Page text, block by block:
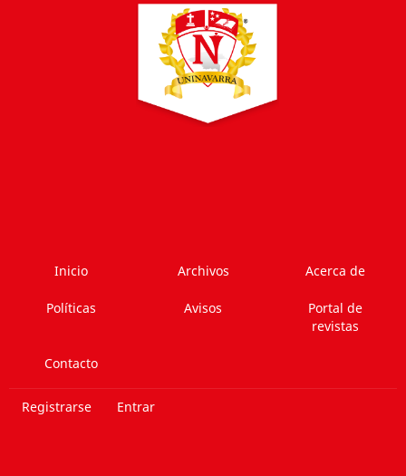
Inicio Archivos Acerca de
Políticas Avisos
Portal de
revistas
Contacto
Registrarse Entrar